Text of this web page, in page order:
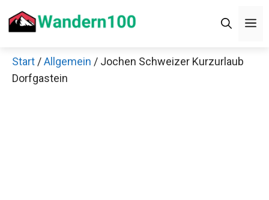
Inhalt
Start /Allgemein / Jochen Schweizer Kurzurlaub
Dorfgastein